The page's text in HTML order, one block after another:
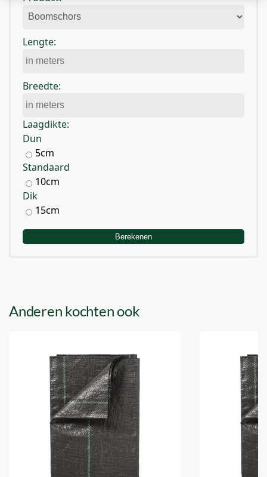
Anderen kochten ook
Lengte:
Breedte:
Laagdikte:
Dun
5cm
Standaard
10cm
Dik
15cm
Berekenen